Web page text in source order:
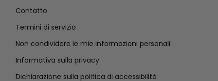
Contatto
Termini di servizio
Non condividere le mie informazioni personali
Informativa sulla privacy
Dichiarazione sulla politica di accessibilità